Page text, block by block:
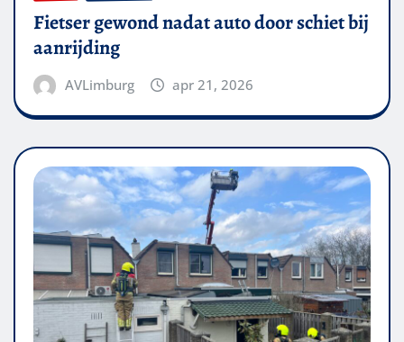
Fietser gewond nadat auto door schiet bij
aanrijding
AVLimburg apr 21, 2026